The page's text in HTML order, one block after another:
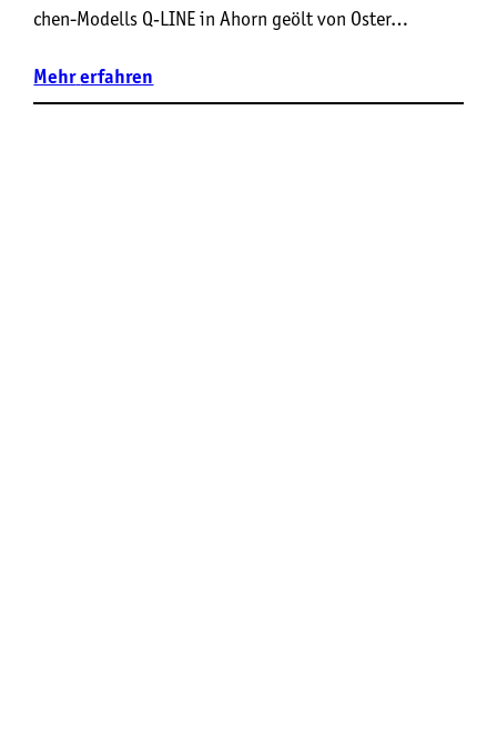
chen-Modells Q‑LINE in Ahorn geölt von Oster…
Mehrerfahren